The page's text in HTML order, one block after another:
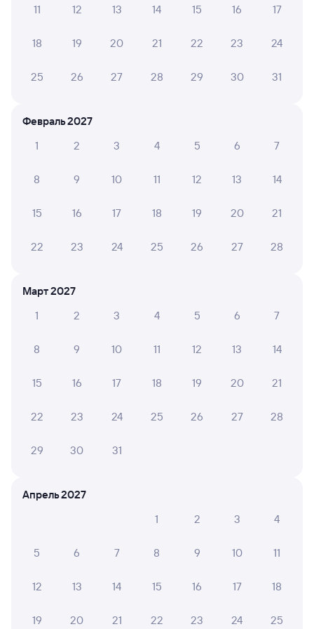
А ещё здесь можно найти
Обратные билеты из Вязников в Савино
Отели
11 12 13 14 15 16 17
18 19 20 21 22 23 24
25 26 27 28 29 30 31
Февраль 2027
1
2 3 4 5 6 7
8 9 10 11 12 13 14
15 16 17 18 19 20 21
22 23 24 25 26 27 28
Март 2027
1
2 3 4 5 6 7
8 9 10 11 12 13 14
15 16 17 18 19 20 21
22 23 24 25 26 27 28
29 30 31
Апрель 2027
1
2 3 4
5 6 7 8 9 10 11
12 13 14 15 16 17 18
19 20 21 22 23 24 25